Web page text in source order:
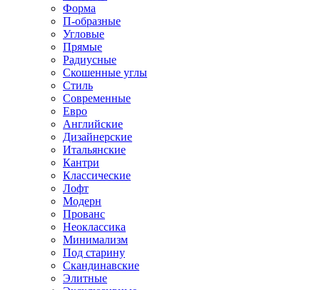
Форма
П-образные
Угловые
Прямые
Радиусные
Скошенные углы
Стиль
Современные
Евро
Английские
Дизайнерские
Итальянские
Кантри
Классические
Лофт
Модерн
Прованс
Неоклассика
Минимализм
Под старину
Скандинавские
Элитные